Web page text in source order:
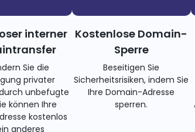
interner
Sie die
privater
unbefugte
können Ihre
kostenlos
anderes
Kostenlose Domain-
Sperre
Beseitigen Sie
Sicherheitsrisiken, indem Sie
Ihre Domain-Adresse
sperren.